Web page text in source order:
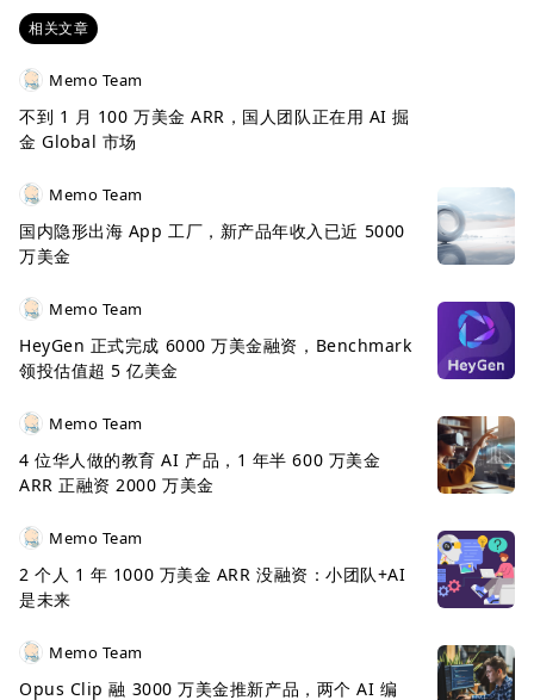
相关文章
Memo Team
不到 1 月 100 万美金 ARR，国人团队正在用 AI 掘
金 Global 市场
Memo Team
国内隐形出海 App 工厂，新产品年收入已近 5000
万美金
Memo Team
HeyGen 正式完成 6000 万美金融资，Benchmark
领投估值超 5 亿美金
Memo Team
4 位华人做的教育 AI 产品，1 年半 600 万美金
ARR 正融资 2000 万美金
Memo Team
2 个人 1 年 1000 万美金 ARR 没融资：小团队+AI
是未来
Memo Team
Opus Clip 融 3000 万美金推新产品，两个 AI 编